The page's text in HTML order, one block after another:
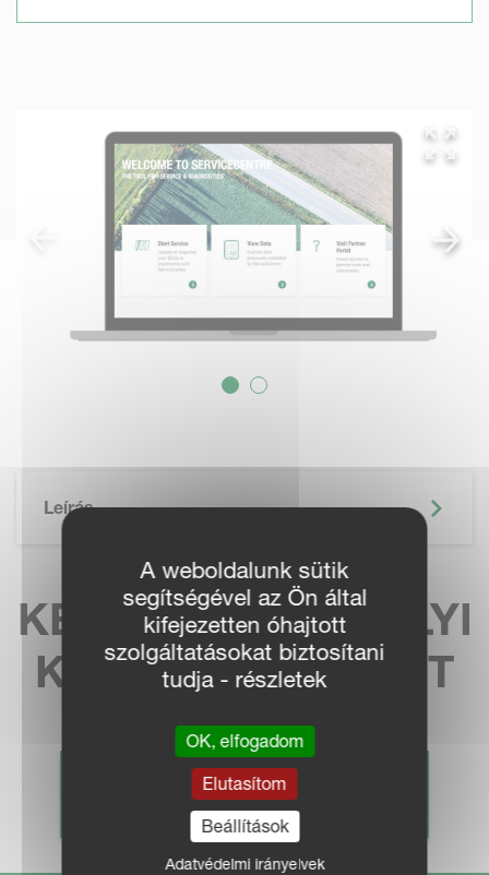
Leírás
KERESSE MEG HELYI
KÉPVISELETÜNKET
KERESKEDŐ KERESÉS
A weboldalunk sütik
segítségével az Ön által
kifejezetten óhajtott
szolgáltatásokat biztosítani
tudja - részletek
OK, elfogadom
Elutasítom
Beállítások
Adatvédelmi irányelvek